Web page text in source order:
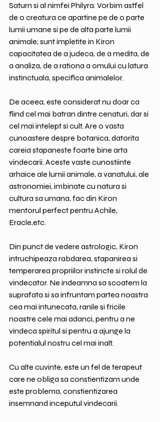
Saturn si al nimfei Philyra. Vorbim astfel
de o creatura ce apartine pe de o parte
lumii umane si pe de alta parte lumii
animale; sunt impletite in Kiron
capacitatea de a judeca, de a medita, de
a analiza, de a rationa a omului cu latura
instinctuala, specifica animalelor.
De aceea, este considerat nu doar ca
fiind cel mai batran dintre cenaturi, dar si
cel mai intelept si cult. Are o vasta
cunoastere despre botanica, datorita
careia stapaneste foarte bine arta
vindecarii. Aceste vaste cunostiinte
arhaice ale lumii animale, a vanatului, ale
astronomiei, imbinate cu natura si
cultura sa umana, fac din Kiron
mentorul perfect pentru Achile,
Eracle,etc.
Din punct de vedere astrologic, Kiron
intruchipeaza rabdarea, stapanirea si
temperarea propriilor instincte si rolul de
vindecator. Ne indeamna sa scoatem la
suprafata si sa infruntam partea noastra
cea mai intunecata, ranile si fricile
noastre cele mai adanci, pentru a ne
vindeca spiritul si pentru a ajunge la
potentialul nostru cel mai inalt.
Cu alte cuvinte, este un fel de terapeut
care ne obliga sa constientizam unde
este problema, constientizarea
insemnand inceputul vindecarii.